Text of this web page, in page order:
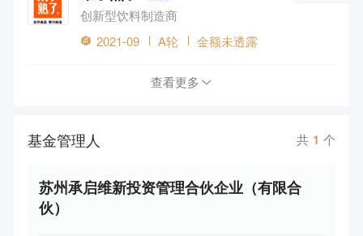
创新型饮料制造商
2021-09 A轮 金额未透露
查看更多
基金管理人 共 1 个
苏州承启维新投资管理合伙企业（有限合
伙）